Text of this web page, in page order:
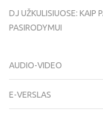
DJ UŽKULISIUOSE: KAIP
PASIRODYMUI
AUDIO-VIDEO
E-VERSLAS